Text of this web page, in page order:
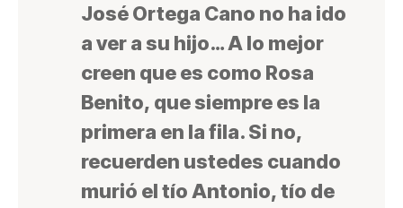
José Ortega Cano no ha ido
a ver a su hijo… A lo mejor
creen que es como Rosa
Benito, que siempre es la
primera en la fila. Si no,
recuerden ustedes cuando
murió el tío Antonio, tío de